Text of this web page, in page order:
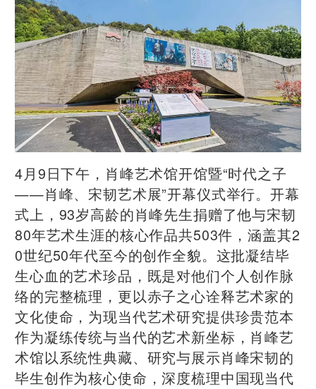
4月9日下午，肖峰艺术馆开馆暨“时代之子
——肖峰、宋韧艺术展”开幕仪式举行。开幕
式上，93岁高龄的肖峰先生捐赠了他与宋韧
80年艺术生涯的核心作品共503件，涵盖其2
0世纪50年代至今的创作全貌。这批凝结毕
生心血的艺术珍品，既是对他们个人创作脉
络的完整梳理，更以赤子之心诠释艺术家的
文化使命，为现当代艺术研究提供珍贵范本
作为凝练传统与当代的艺术新坐标，肖峰艺
术馆以系统性典藏、研究与展示肖峰宋韧的
毕生创作为核心使命，深度梳理中国现当代